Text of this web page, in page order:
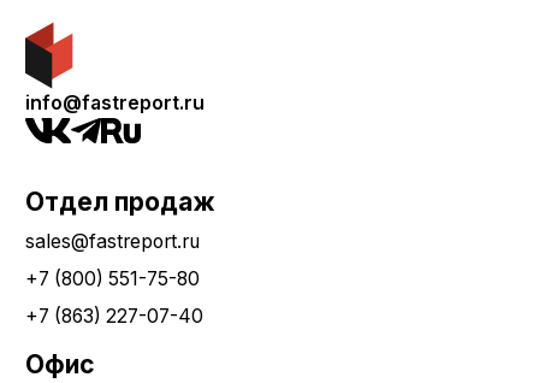
info@fastreport.ru
Отдел продаж
sales@fastreport.ru
+7 (800) 551-75-80
+7 (863) 227-07-40
Офис